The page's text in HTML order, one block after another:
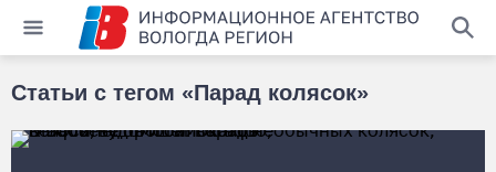
Статьи с тегом «Парад колясок»